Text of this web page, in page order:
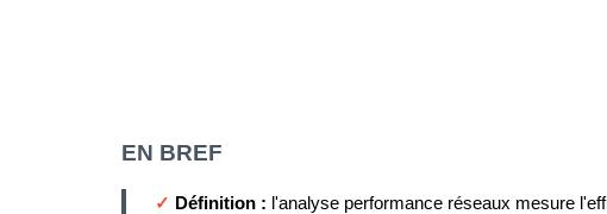
EN BREF
✓ Définition : l'analyse performance réseaux mesure